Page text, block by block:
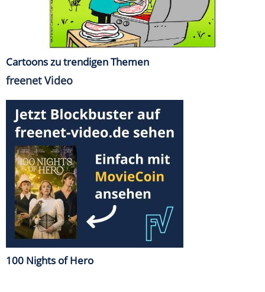
Cartoons zu trendigen Themen
freenet Video
100 Nights of Hero